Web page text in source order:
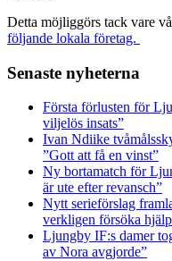
Detta möjliggörs tack vare
följande lokala företag.
Senaste nyheterna
Första förlusten för
viljelös insats”
Ivan Ndiike
”Gott att få en vinst”
Ny bortamatch för
är ute efter revansch”
Nytt serieförslag
verkligen försöka
Ljungby IF:s damer
av Nora avgjorde”